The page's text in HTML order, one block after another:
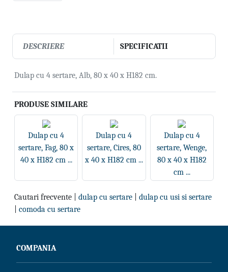
DESCRIERE SPECIFICATII
Dulap cu 4 sertare, Alb, 80 x 40 x H182 cm.
PRODUSE SIMILARE
Dulap cu 4
sertare, Fag, 80 x
40 x H182 cm ...
Dulap cu 4
sertare, Cires, 80
x 40 x H182 cm ...
Dulap cu 4
sertare, Wenge,
80 x 40 x H182
cm ...
Cautari frecvente | dulap cu sertare
dulap cu usi si sertare
comoda cu sertare
COMPANIA